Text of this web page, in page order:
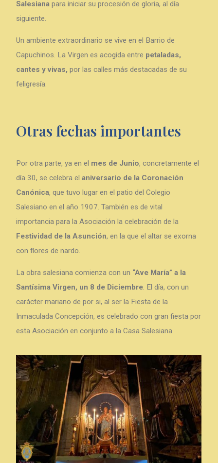
Salesiana para iniciar su procesión de gloria, al día
siguiente.
Un ambiente extraordinario se vive en el Barrio de
Capuchinos. La Virgen es acogida entre petaladas,
cantes y vivas, por las calles más destacadas de su
feligresía.
Otras fechas importantes
Por otra parte, ya en el mes de Junio, concretamente el
día 30, se celebra elaniversario de la Coronación
Canónica, que tuvo lugar en el patio del Colegio
Salesiano en el año 1907. También es de vital
importancia para la Asociación la celebración de la
Festividad de la Asunción, en la que el altar se exorna
con flores de nardo.
La obra salesiana comienza con un “Ave María” a la
Santísima Virgen, un 8 de Diciembre. El día, con un
carácter mariano de por si, al ser la Fiesta de la
Inmaculada Concepción, es celebrado con gran fiesta por
esta Asociación en conjunto a la Casa Salesiana.